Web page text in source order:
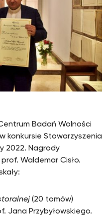
Badań Wolności
konkursie Stowarzyszenia
2022. Nagrody
Waldemar Cisło.
(20 tomów)
Jana Przybyłowskiego.